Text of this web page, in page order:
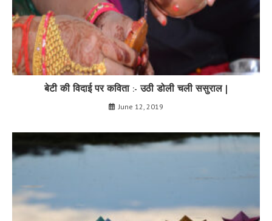
बेटी की विदाई पर कविता :- उठी डोली चली ससुराल |
June 12, 2019